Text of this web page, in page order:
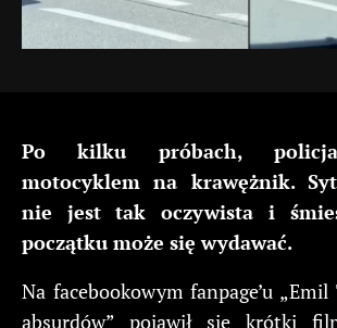
Po kilku próbach,
motocyklem na krawężnik.
nie jest tak oczywista i
początku może się wydawać.
Na facebookowym fanpage’u
absurdów” pojawił się krótki